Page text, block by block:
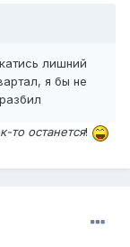
лишний
я бы не
то останется!